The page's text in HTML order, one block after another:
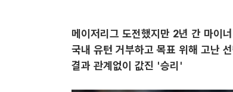
메이저리그 도전했지만 2년 간 마이
국내 유턴 거부하고 목표 위해 고난
결과 관계없이 값진 '승리'